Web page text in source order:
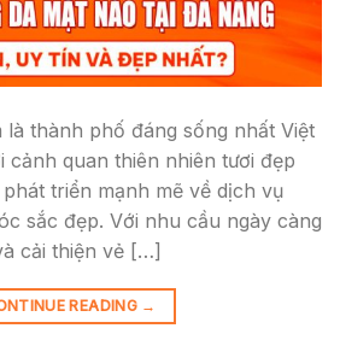
thành phố đáng sống nhất Việt
cảnh quan thiên nhiên tươi đẹp
triển mạnh mẽ về dịch vụ
sắc đẹp. Với nhu cầu ngày càng
cải thiện vẻ […]
READING →